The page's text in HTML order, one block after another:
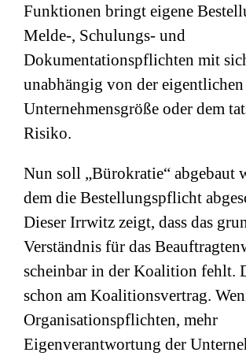
Funktionen bringt eigene
Melde-, Schulungs- und
Dokumentationspflichten mit
unabhängig von der eigentlichen
Unternehmensgröße oder dem
Risiko.
Nun soll „Bürokratie“ abgebaut
dem die Bestellungspflicht
Dieser Irrwitz zeigt, dass das
Verständnis für das
scheinbar in der Koalition fehlt.
schon am Koalitionsvertrag.
Organisationspflichten, mehr
Eigenverantwortung der